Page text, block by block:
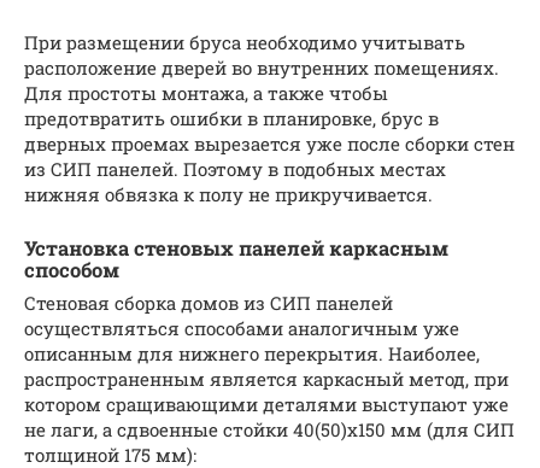
При размещении бруса необходимо учитывать
расположение дверей во внутренних помещениях.
Для простоты монтажа, а также чтобы
предотвратить ошибки в планировке, брус в
дверных проемах вырезается уже после сборки стен
из СИП панелей. Поэтому в подобных местах
нижняя обвязка к полу не прикручивается.
Установка стеновых панелей каркасным
способом
Стеновая сборка домов из СИП панелей
осуществляться способами аналогичным уже
описанным для нижнего перекрытия. Наиболее,
распространенным является каркасный метод, при
котором сращивающими деталями выступают уже
не лаги, а сдвоенные стойки 40(50)х150 мм (для СИП
толщиной 175 мм):